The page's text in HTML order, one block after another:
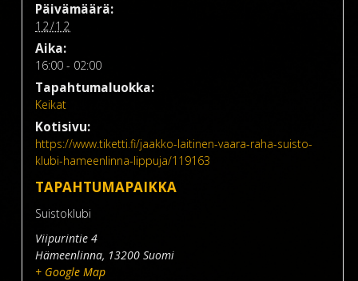
Päivämäärä:
12/12
Aika:
16:00 - 02:00
Tapahtumaluokka:
Keikat
Kotisivu:
https://www.tiketti.fi/jaakko-laitinen-vaara-raha-suisto-
klubi-hameenlinna-lippuja/119163
TAPAHTUMAPAIKKA
Suistoklubi
Viipurintie 4
Hämeenlinna, 13200 Suomi
+ Google Map